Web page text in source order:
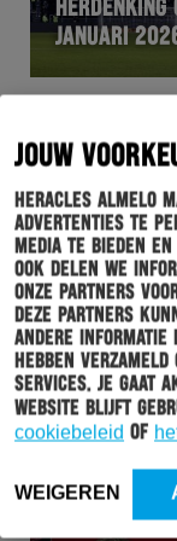
JOUW
Heracles Almelo
advertenties te
media te bieden
Ook delen we
onze partners
Deze partners
andere
hebben
services. Je gaat
website blijft
cookiebeleid of
WEIGEREN
JANUARI
HERACLES
ERNEST
STERKE